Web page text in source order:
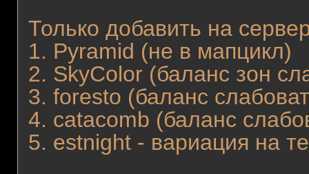
Только добавить на
1. Pyramid (не в мапцикл)
2. SkyColor (баланс зон
3. foresto (баланс
4. catacomb (баланс
5. estnight - вариация на